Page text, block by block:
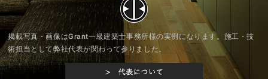
掲載写真・画像はGrant一級建築士事務所様の実例になります。 施工・技
術担当として弊社代表が関わって参りました。